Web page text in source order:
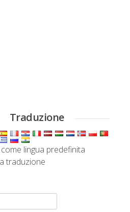
Traduzione
lingua predefinita
traduzione